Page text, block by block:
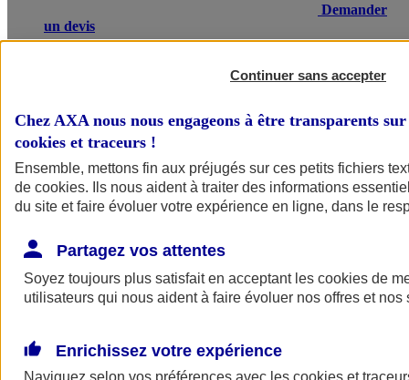
Demander
un devis
invalidité ou un décès, peut avoir de lourdes conséquences
revenus et verse un capital à la famille en cas de décès.
prévoyance collective
POURQUOI CHOISIR AXA
Continuer sans accepter
Chez AXA nous nous engageons à être transparents
cookies et traceurs !
Ensemble, mettons fin aux préjugés sur ces petits fichiers
de cookies. Ils nous aident à traiter des informations
du site et faire évoluer votre expérience en ligne, dans le
Partagez vos attentes
Soyez toujours plus satisfait en acceptant les cookies de
utilisateurs qui nous aident à faire évoluer nos offres et nos
Enrichissez votre expérience